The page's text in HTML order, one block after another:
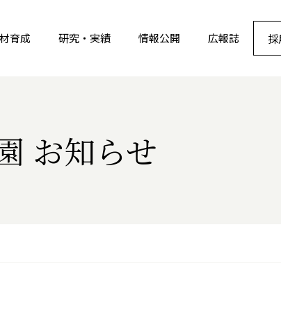
育成 研究・実績 情報公開 広報誌
お知らせ